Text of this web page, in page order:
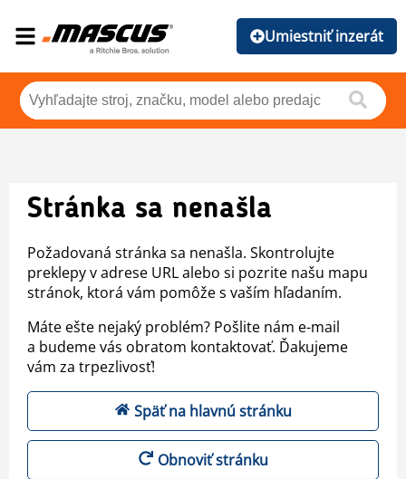
Umiestniť inzerát
Stránka sa nenašla
Požadovaná stránka sa nenašla. Skontrolujte
preklepy v adrese URL alebo si pozrite našu mapu
stránok, ktorá vám pomôže s vaším hľadaním.
Máte ešte nejaký problém? Pošlite nám e-mail
a budeme vás obratom kontaktovať. Ďakujeme
vám za trpezlivosť!
Späť na hlavnú stránku
Obnoviť stránku